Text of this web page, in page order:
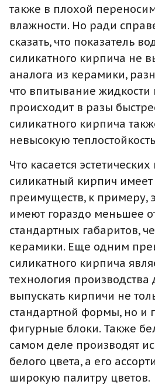
также в плохой
влажности. Но ради
сказать, что показатель
силикатного кирпича не
аналога из керамики,
что впитывание
происходит в разы
силикатного кирпича
невысокую
Что касается
силикатный кирпич
преимуществ, к примеру,
имеют гораздо меньшее
стандартных габаритов,
керамики. Еще одним
силикатного кирпича
технология производства
выпускать кирпичи не
стандартной формы, но и
фигурные блоки. Также
самом деле производят
белого цвета, а его
широкую палитру цветов.